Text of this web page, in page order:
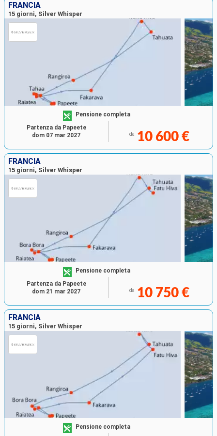
FRANCIA
15 giorni, Silver Whisper
Pensione completa
da 10 600 €
Partenza da Papeete
dom 07 mar 2027
FRANCIA
15 giorni, Silver Whisper
Pensione completa
da 10 750 €
Partenza da Papeete
dom 21 mar 2027
FRANCIA
15 giorni, Silver Whisper
Pensione completa